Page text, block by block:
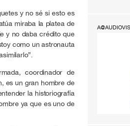
y no sé si esto es
miraba la platea de
y no daba crédito que
como un astronauta
coordinador de
es un gran hombre de
la historiografía
ya que es uno de